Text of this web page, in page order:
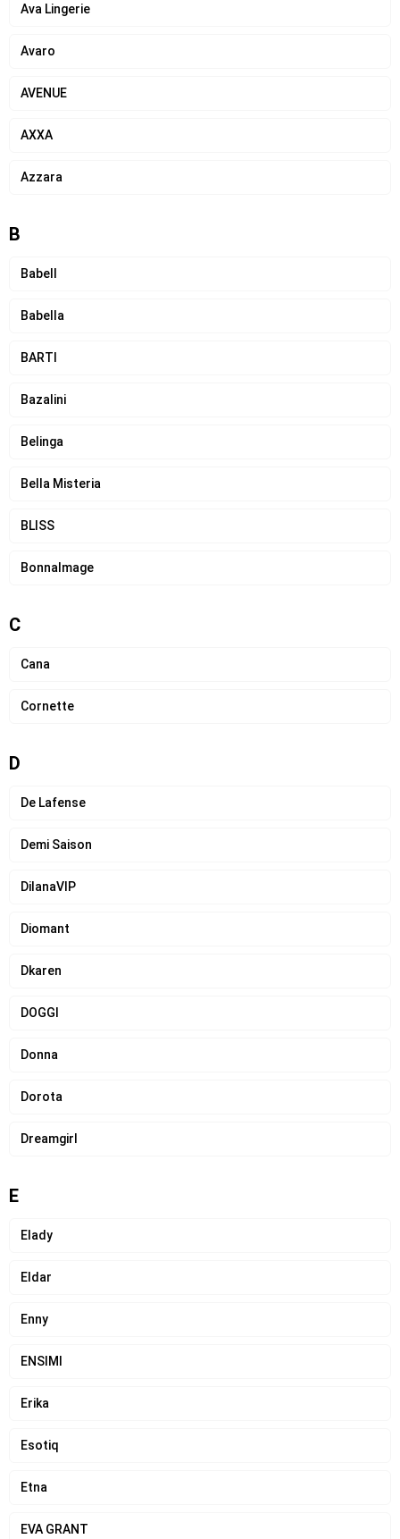
Ava Lingerie
Avaro
AVENUE
AXXA
Azzara
B
Babell
Babella
BARTI
Bazalini
Belinga
Bella Misteria
BLISS
BonnaImage
C
Cana
Cornette
D
De Lafense
Demi Saison
DilanaVIP
Diomant
Dkaren
DOGGI
Donna
Dorota
Dreamgirl
E
Elady
Eldar
Enny
ENSIMI
Erika
Esotiq
Etna
EVA GRANT